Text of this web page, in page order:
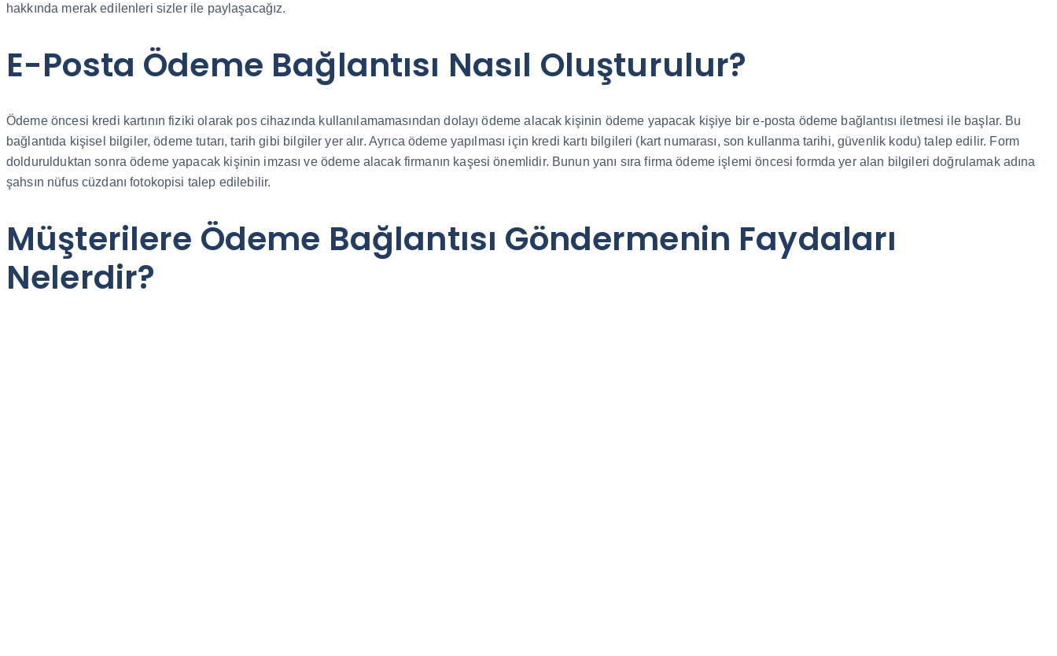
hakkında merak edilenleri sizler ile paylaşacağız.
E-Posta Ödeme Bağlantısı Nasıl Oluşturulur?
Ödeme öncesi kredi kartının fiziki olarak pos cihazında kullanılamamasından dolayı ödeme alacak kişinin ödeme yapacak kişiye bir e-posta ödeme bağlantısı iletmesi ile başlar. Bu
bağlantıda kişisel bilgiler, ödeme tutarı, tarih gibi bilgiler yer alır. Ayrıca ödeme yapılması için kredi kartı bilgileri (kart numarası, son kullanma tarihi, güvenlik kodu) talep edilir. Form
doldurulduktan sonra ödeme yapacak kişinin imzası ve ödeme alacak firmanın kaşesi önemlidir. Bunun yanı sıra firma ödeme işlemi öncesi formda yer alan bilgileri doğrulamak adına
şahsın nüfus cüzdanı fotokopisi talep edilebilir.
Müşterilere Ödeme Bağlantısı Göndermenin Faydaları
Nelerdir?